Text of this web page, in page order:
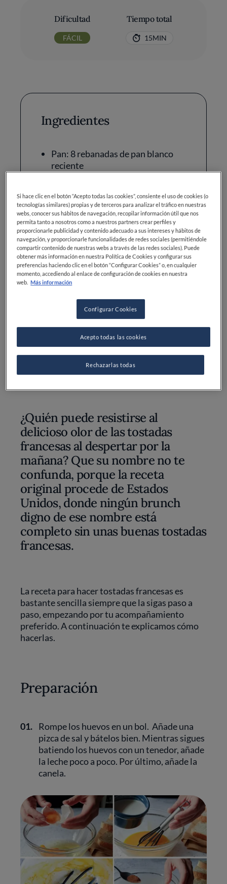
Dificultad
FÁCIL
Tiempo total
15MIN
Ingredientes
Pan: 8 rebanadas de pan blanco
reciente
Leche: 100 ml
Mantequilla: 100 g
Canela
Sal: Al gusto
Azúcar glas: Al gusto
Sirope de arce
Mantequilla
¿Quién puede resistirse al
delicioso olor de las tostadas
francesas al despertar por la
mañana? Que su nombre no te
confunda, porque la receta
original procede de Estados
Unidos, donde ningún brunch
digno de ese nombre está
completo sin unas buenas tostadas
francesas.
La receta para hacer tostadas francesas es
bastante sencilla siempre que la sigas paso a
paso, empezando por tu acompañamiento
preferido. A continuación te explicamos cómo
hacerlas.
Preparación
01. Rompe los huevos en un bol. Añade una
pizca de sal y bátelos bien. Mientras sigues
batiendo los huevos con un tenedor, añade
la leche poco a poco. Por último, añade la
canela.
Si hace clic en el botón “Acepto todas las cookies”, consiente el uso de cookies (o
tecnologías similares) propias y de terceros para analizar el tráfico en nuestras
webs, conocer sus hábitos de navegación, recopilar información útil que nos
permita tanto a nosotros como a nuestros partners crear perfiles y
proporcionarle publicidad y contenido adecuado a sus intereses y hábitos de
navegación, y proporcionarle funcionalidades de redes sociales (permitiéndole
compartir contenido de nuestras webs a través de las redes sociales). Puede
obtener más información en nuestra Política de Cookies y configurar sus
preferencias haciendo clic en el botón “Configurar Cookies” o, en cualquier
momento, accediendo al enlace de configuración de cookies en nuestra
web. Más información
Configurar Cookies
Rechazarlas todas
Acepto todas las cookies